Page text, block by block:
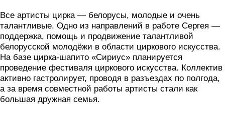
Все артисты цирка — белорусы, молодые и очень
талантливые. Одно из направлений в работе Сергея —
поддержка, помощь и продвижение талантливой
белорусской молодёжи в области циркового искусства.
На базе цирка-шапито «Сириус» планируется
проведение фестиваля циркового искусства. Коллектив
активно гастролирует, проводя в разъездах по полгода,
а за время совместной работы артисты стали как
большая дружная семья.